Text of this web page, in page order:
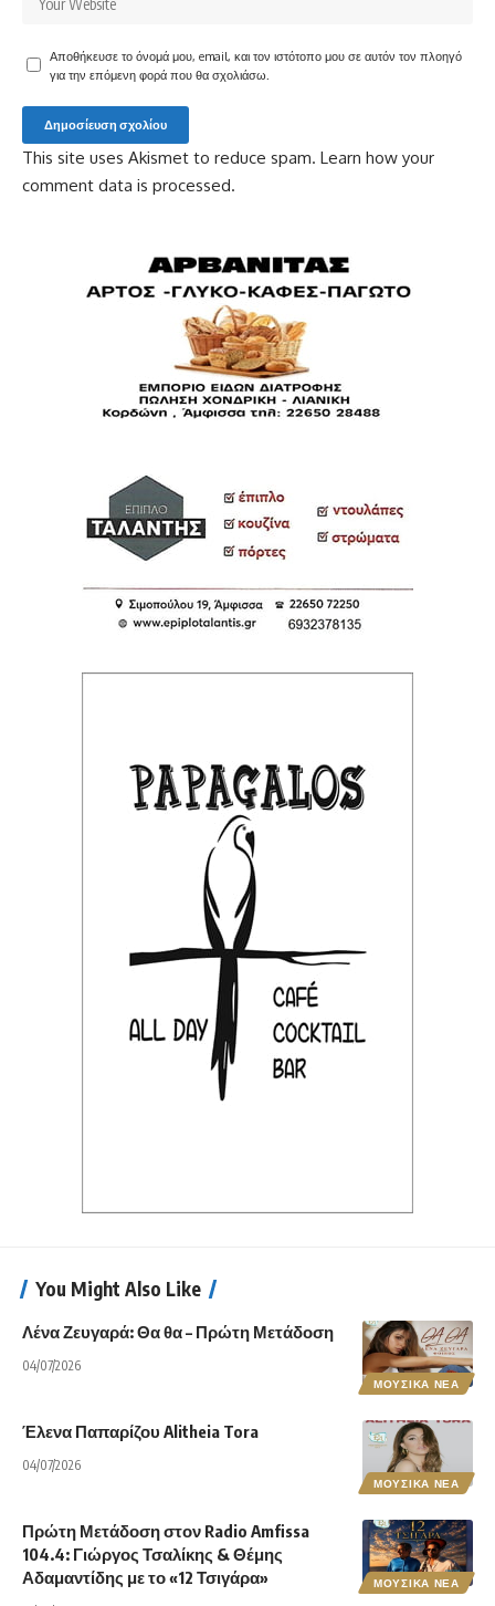
Αποθήκευσε το όνομά μου, email, και τον ιστότοπο μου σε αυτόν τον πλοηγό
για την επόμενη φορά που θα σχολιάσω.
This site uses Akismet to reduce spam. Learn how your
comment data is processed.
You Might Also Like
ΜΟΥΣΙΚΑ ΝΕΑ
Λένα Ζευγαρά: Θα θα – Πρώτη Μετάδοση
04/07/2026
ΜΟΥΣΙΚΑ ΝΕΑ
Έλενα Παπαρίζου Alitheia Tora
04/07/2026
ΜΟΥΣΙΚΑ ΝΕΑ
Πρώτη Μετάδοση στον Radio Amfissa
104.4: Γιώργος Τσαλίκης & Θέμης
Αδαμαντίδης με το «12 Τσιγάρα»